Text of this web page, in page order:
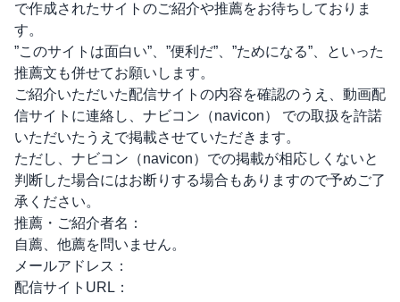
で作成されたサイトのご紹介や推薦をお待ちしておりま
す。
”このサイトは面白い”、”便利だ”、”ためになる”、といった
推薦文も併せてお願いします。
ご紹介いただいた配信サイトの内容を確認のうえ、動画配
信サイトに連絡し、 ナビコン（navicon）
での取扱を許諾
いただいたうえで掲載させていただきます。
ただし、 ナビコン（navicon） での掲載が相応しくないと
判断した場合にはお断りする場合もありますので予めご了
承ください。
推薦・ご紹介者名：
自薦、他薦を問いません。
メールアドレス：
配信サイトURL：